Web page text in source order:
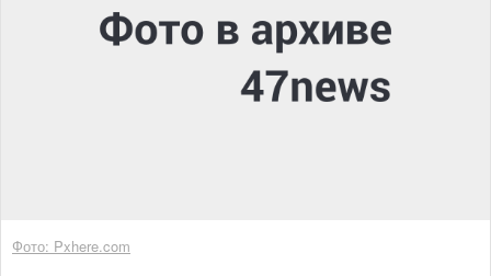
Фото: Pxhere.com